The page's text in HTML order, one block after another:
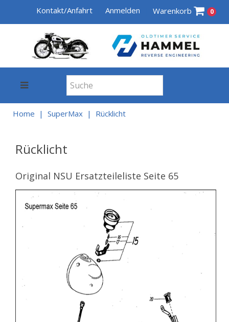
Kontakt/Anfahrt Anmelden Warenkorb 0
Home SuperMax Rücklicht
Rücklicht
Original NSU Ersatzteileliste Seite 65